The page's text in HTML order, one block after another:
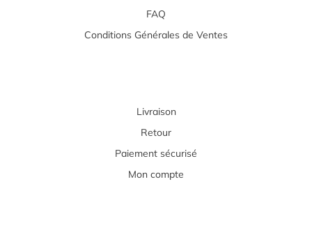
FAQ
Conditions Générales de Ventes
Livraison
Retour
Paiement sécurisé
Mon compte